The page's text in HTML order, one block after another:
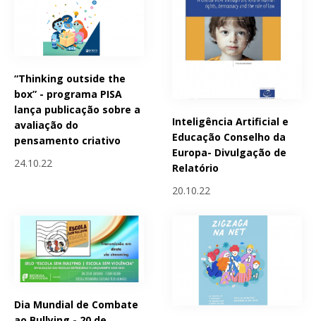
“Thinking outside the
box” - programa PISA
lança publicação sobre a
avaliação do
pensamento criativo
24.10.22
Inteligência Artificial e
Educação Conselho da
Europa- Divulgação de
Relatório
20.10.22
Dia Mundial de Combate